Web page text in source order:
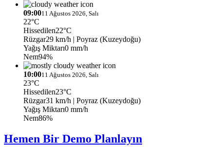
09:0011 Ağustos 2026, Salı
22°C
Hissedilen22°C
Rüzgar29 km/h | Poyraz (Kuzeydoğu)
Yağış Miktarı0 mm/h
Nem94%
10:0011 Ağustos 2026, Salı
23°C
Hissedilen23°C
Rüzgar31 km/h | Poyraz (Kuzeydoğu)
Yağış Miktarı0 mm/h
Nem86%
Hemen Bir Demo Planlayın